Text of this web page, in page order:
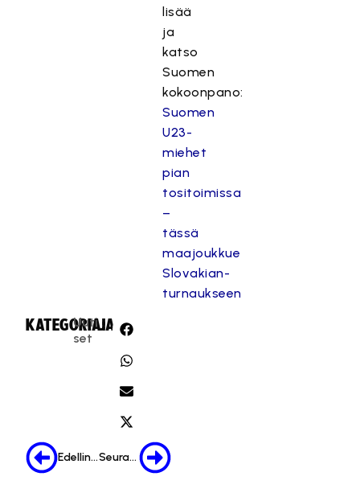
lisää
ja
katso
Suomen
kokoonpano:
Suomen
U23-
miehet
pian
tositoimissa
–
tässä
maajoukkue
Slovakian-
turnaukseen
KATEGORIA:
Uuti
set
JAA:
Edellinen Seuraava